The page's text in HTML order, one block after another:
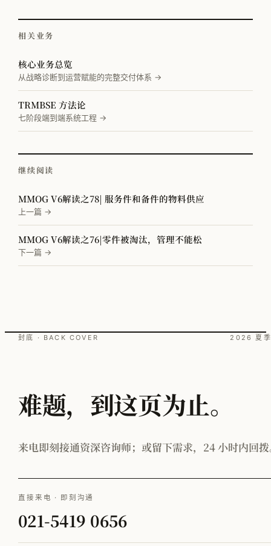
相关业务
核心业务总览
从战略诊断到运营赋能的完整交付体系 →
TRMBSE 方法论
七阶段端到端系统工程 →
继续阅读
MMOG V6解读之78| 服务件和备件的物料供应
上一篇 →
MMOG V6解读之76|零件被淘汰，管理不能松
下一篇 →
封底 · BACK COVER 2026 夏
难题，到这页为止。
来电即刻接通资深咨询师；或留下需求，24 小时内回
直接来电 · 即刻沟通
021-5419 0656